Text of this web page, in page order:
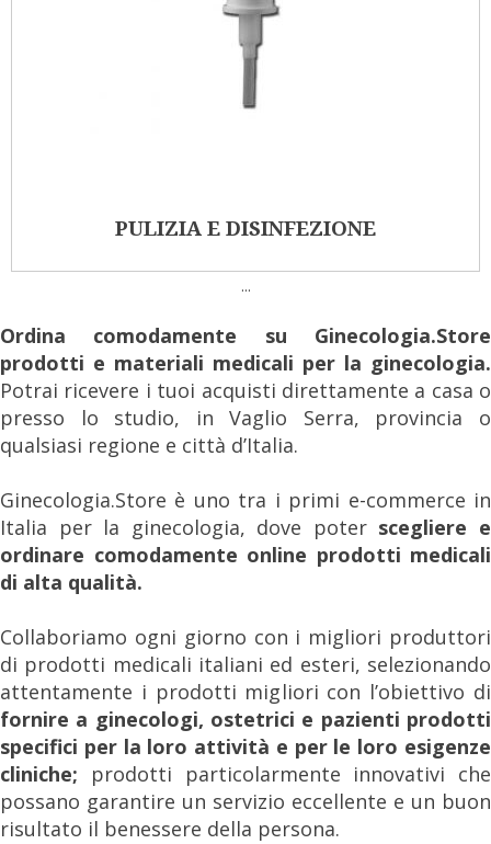
PULIZIA E DISINFEZIONE
...
Ordina comodamente su Ginecologia.Store
prodotti e materiali medicali per la ginecologia.
Potrai ricevere i tuoi acquisti direttamente a casa o
presso lo studio, in Vaglio Serra, provincia o
qualsiasi regione e città d’Italia.
Ginecologia.Store è uno tra i primi e-commerce in
Italia per la ginecologia, dove poter scegliere e
ordinare comodamente online prodotti medicali
di alta qualità.
Collaboriamo ogni giorno con i migliori produttori
di prodotti medicali italiani ed esteri, selezionando
attentamente i prodotti migliori con l’obiettivo di
fornire a ginecologi, ostetrici e pazienti prodotti
specifici per la loro attività e per le loro esigenze
cliniche; prodotti particolarmente innovativi che
possano garantire un servizio eccellente e un buon
risultato il benessere della persona.